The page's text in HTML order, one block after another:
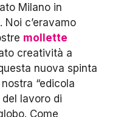
Milano in
c’eravamo
mollette
creatività a
nuova spinta
“edicola
lavoro di
Come